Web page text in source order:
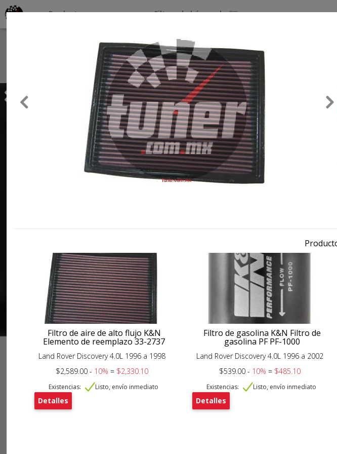
Clients
Productos por marcas Filtros de búsqueda
Filtro de aire de alto flujo K&N
Elemento de reemplazo 33-2737
Land Rover Discovery 4.0L 1996 a 1998
$2,589.00 - 10% = $2,330.10
Existencias: Listo, envío inmediato
Detalles
Filtro de gasolina K&N Filtro de
gasolina PF PF-1000
Land Rover Discovery 4.0L 1996 a 2002
$539.00 - 10% = $485.10
Existencias: Listo, envío inmediato
Detalles